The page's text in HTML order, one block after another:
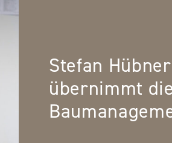
Stefan Hübner
übernimmt